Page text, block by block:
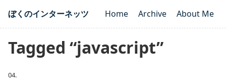
ぼくのインターネッツ Home Archive About Me
Tagged “javascript”